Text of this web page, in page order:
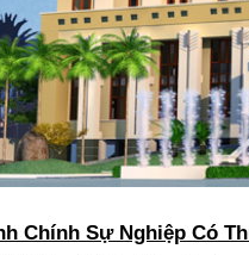
Chính Sự Nghiệp Có